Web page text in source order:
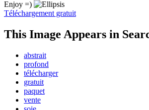
Enjoy =)
Téléchargement gratuit
This Image Appears in
abstrait
profond
télécharger
gratuit
paquet
vente